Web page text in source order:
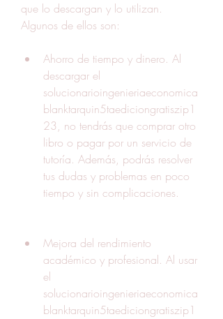
que lo descargan y lo utilizan.
Algunos de ellos son:
Ahorro de tiempo y dinero. Al
descargar el
solucionarioingenieriaeconomica
blanktarquin5taediciongratiszip1
23, no tendrás que comprar otro
libro o pagar por un servicio de
tutoría. Además, podrás resolver
tus dudas y problemas en poco
tiempo y sin complicaciones.
Mejora del rendimiento
académico y profesional. Al usar
el
solucionarioingenieriaeconomica
blanktarquin5taediciongratiszip1